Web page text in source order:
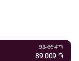
93 694֏
89 009 ֏